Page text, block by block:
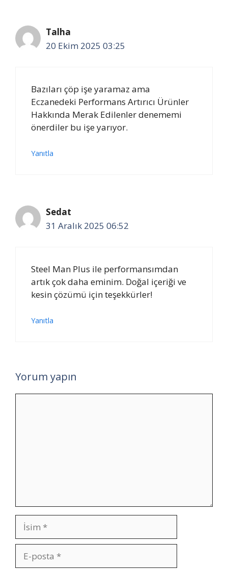
Talha
20 Ekim 2025 03:25
Bazıları çöp işe yaramaz ama
Eczanedeki Performans Artırıcı Ürünler
Hakkında Merak Edilenler denememi
önerdiler bu işe yarıyor.
Yanıtla
Sedat
31 Aralık 2025 06:52
Steel Man Plus ile performansımdan
artık çok daha eminim. Doğal içeriği ve
kesin çözümü için teşekkürler!
Yanıtla
Yorum yapın
İsim
posta